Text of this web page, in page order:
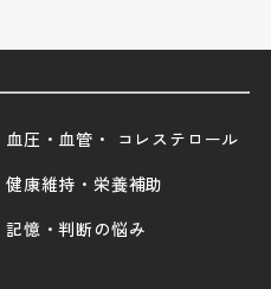
血圧・血管・ コレステロール
健康維持・栄養補助
記憶・判断の悩み